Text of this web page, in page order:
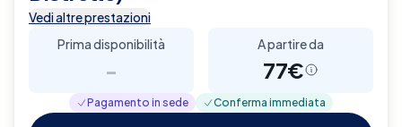
Vedi altre prestazioni
Prima disponibilità
-
A partire da
77€
Pagamento in sede Conferma immediata